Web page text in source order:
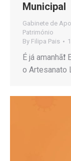
Municipal
Gabinete de
Património
By Filipa Pais
É já
o Artesanato